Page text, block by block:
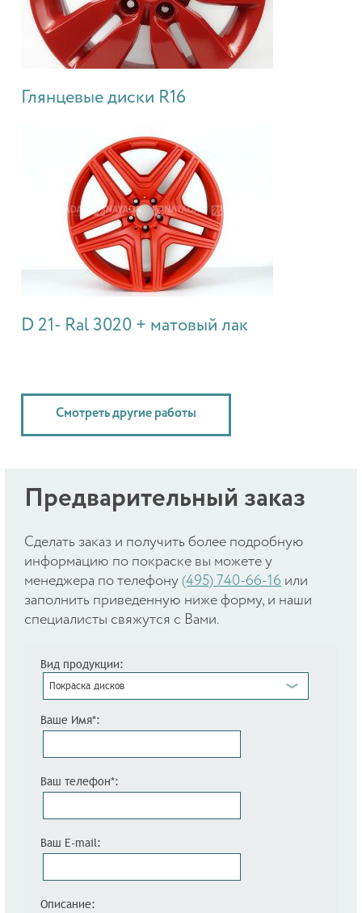
Глянцевые диски R16
D 21- Ral 3020 + матовый лак
Смотреть другие работы
Предварительный заказ
Cделать заказ и получить более подробную
информацию по покраске вы можете у
менеджера по телефону (495) 740-66-16 или
заполнить приведенную ниже форму, и наши
специалисты свяжутся с Вами.
Вид продукции:
Покраска дисков
Ваше Имя*:
Ваш телефон*:
Ваш E-mail:
Описание: